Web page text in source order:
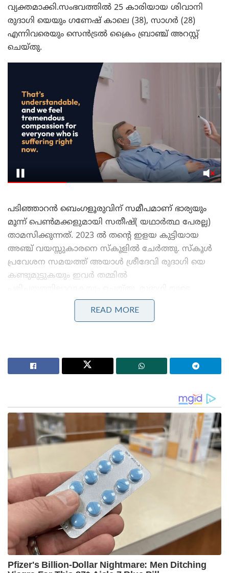
വ്യക്തമാക്കി.സംഭവത്തിൽ 25 കാരിയായ ശിവാനി
രുദാഗി യെയും ഗണേഷ് കാലെ (38), സാഗർ (28)
എന്നിവരെയും സെൻട്രൽ ക്രൈം ബ്രാഞ്ച് അറസ്റ്റ്
ചെയ്തു.
പടിഞ്ഞാറൻ ബെംഗളൂരുവിന് സമീപമാണ് ഭാര്യയും
മൂന്ന് പെൺമക്കളുമായി സതീഷ്( യഥാർത്ഥ പേരല്ല)
താമസിക്കുന്നത്. 2023 ൽ തന്റെ ഇളയ കുട്ടിയായ
അഞ്ച് വയസ്സുകാരനെ സ്കൂളിൽ ചേർത്തു. സ്കൂൾ
പ്രവേശന സമയത്ത് അയാൾ ശ്രീദേവി രുദാഗി യെ
കണ്ടുമുട്ടുകയും ഇവർ തമ്മിൽ
ആവശ്യപ്രകാരം ഈ ബന്ധം തുടർന്നു. പരസ്പരം
വിളിക്കാനും മെസേജുകളയക്കാനും പ്രത്യേക സിം
തുടർന്ന് രുദാഗി സതീഷിൽ നിന്ന് നാല് ലക്ഷം രൂപ
തട്ടിയെടുത്തു. പിന്നീട് ജനുവരിയിൽ അവൾ 15 ലക്ഷം
വിസമ്മതിച്ചപ്പോൾ 50,000 രൂപ കടം വാങ്ങാനെന്ന
വ്യാജേന രുദാഗി സതീഷിൻറെ വീട്ടിലേക്ക് നേരിട്ട്
പോവുകയായിരുന്നു.
Stories you may like
നുഴഞ്ഞുകയറ്റക്കാരനെ ബിഎസ്എഫ് പിടികൂടിയതിന്
പ്രതികാരം; ഇന്ത്യൻ കർഷകനെ അതിർത്തി കടന്ന്
തട്ടിയെടുത്ത് ബംഗ്ലാദേശികൾ
Pokയിൽ പ്രക്ഷോഭം രൂക്ഷം; വെടിവെപ്പിൽ ബ്രിട്ടീഷ്
പൗരൻ കൊല്ലപ്പെട്ടു, മറ്റൊരാൾ തടവിൽ!’: സംഭവം
മറച്ചുവെക്കാൻ പാകിസ്താൻ; നയതന്ത്ര ഇടപെടൽ
ശക്തമാക്കി യുകെ
പിന്നീട്, ബിസിനസ്സിൽ തിരിച്ചടി നേരിട്ടപ്പോൾ
READ MORE